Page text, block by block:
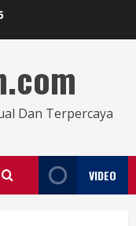
Dan Terpercaya
VIDEO